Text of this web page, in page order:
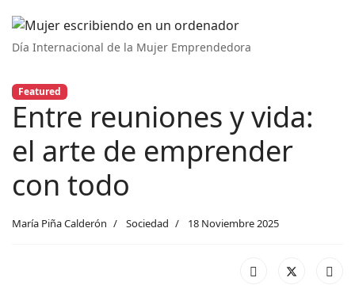
Día Internacional de la Mujer Emprendedora
Featured
Entre reuniones y vida:
el arte de emprender
con todo
María Piña Calderón Sociedad 18 Noviembre 2025